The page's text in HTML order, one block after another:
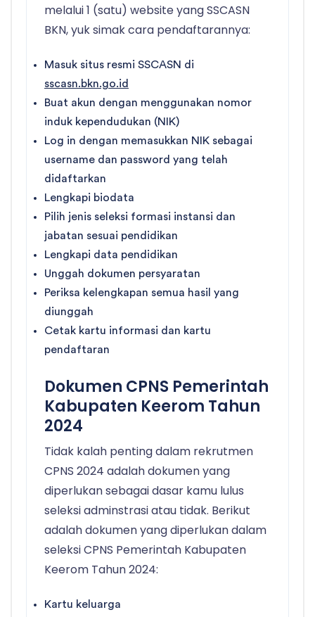
melalui 1 (satu) website yang SSCASN
BKN, yuk simak cara pendaftarannya:
Masuk situs resmi SSCASN di
sscasn.bkn.go.id
Buat akun dengan menggunakan nomor
induk kependudukan (NIK)
Log in dengan memasukkan NIK sebagai
username dan password yang telah
didaftarkan
Lengkapi biodata
Pilih jenis seleksi formasi instansi dan
jabatan sesuai pendidikan
Lengkapi data pendidikan
Unggah dokumen persyaratan
Periksa kelengkapan semua hasil yang
diunggah
Cetak kartu informasi dan kartu
pendaftaran
Dokumen CPNS Pemerintah
Kabupaten Keerom Tahun
2024
Tidak kalah penting dalam rekrutmen
CPNS 2024 adalah dokumen yang
diperlukan sebagai dasar kamu lulus
seleksi adminstrasi atau tidak. Berikut
adalah dokumen yang diperlukan dalam
seleksi CPNS Pemerintah Kabupaten
Keerom Tahun 2024:
Kartu keluarga